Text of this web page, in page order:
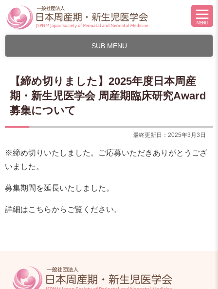
SUB MENU
【締め切りました】2025年度日本周産
期・新生児医学会 周産期臨床研究Award
募集について
最終更新日：2025年3月3日
※締め切りいたしました。ご応募いただきありがとうござ
いました。
募集期間を延長いたしました。
詳細はこちらからご覧ください。